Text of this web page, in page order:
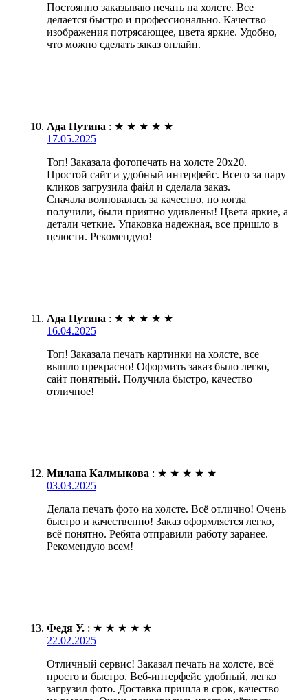
Постоянно заказываю печать на холсте. Все
делается быстро и профессионально. Качество
изображения потрясающее, цвета яркие. Удобно,
что можно сделать заказ онлайн.
Ада Путина : ★ ★ ★ ★ ★
17.05.2025
Топ! Заказала фотопечать на холсте 20х20.
Простой сайт и удобный интерфейс. Всего за пару
кликов загрузила файл и сделала заказ.
Сначала волновалась за качество, но когда
получили, были приятно удивлены! Цвета яркие, а
детали четкие. Упаковка надежная, все пришло в
целости. Рекомендую!
Ада Путина : ★ ★ ★ ★ ★
16.04.2025
Топ! Заказала печать картинки на холсте, все
вышло прекрасно! Оформить заказ было легко,
сайт понятный. Получила быстро, качество
отличное!
Милана Калмыкова : ★ ★ ★ ★ ★
03.03.2025
Делала печать фото на холсте. Всё отлично! Очень
быстро и качественно! Заказ оформляется легко,
всё понятно. Ребята отправили работу заранее.
Рекомендую всем!
Федя У. : ★ ★ ★ ★ ★
22.02.2025
Отличный сервис! Заказал печать на холсте, всё
просто и быстро. Веб-интерфейс удобный, легко
загрузил фото. Доставка пришла в срок, качество